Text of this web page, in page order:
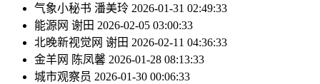
气象小秘书 潘美玲 2026-01-31 02:49:33
能源网 谢田 2026-02-05 03:00:33
北晚新视觉网 谢田 2026-02-11 04:36:33
金羊网 陈凤馨 2026-01-28 08:13:33
城市观察员 2026-01-30 00:06:33